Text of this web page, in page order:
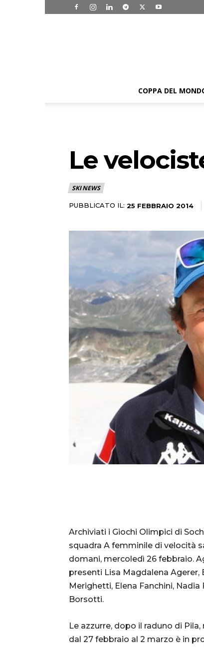
COPPA DEL
Le
SKI NEWS
PUBBLICATO IL: 25 FEBBRAIO 2014
Archiviati i Giochi Olimpici di
squadra A femminile di velocità
domani, mercoledì 26 febbraio.
presenti Lisa Magdalena Agerer,
Merighetti, Elena Fanchini, Nadia
Borsotti.
Le azzurre, dopo il raduno di
dal 27 febbraio al 2 marzo è in